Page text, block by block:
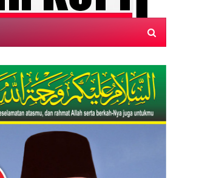
KAMI, "SECANGKIR KOPI"